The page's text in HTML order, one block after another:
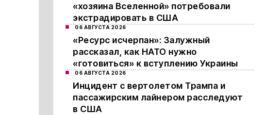
«хозяина Вселенной» потребовали
экстрадировать в США
06 АВГУСТА 2026
«Ресурс исчерпан»: Залужный
рассказал, как НАТО нужно
«готовиться» к вступлению Украины
06 АВГУСТА 2026
Инцидент с вертолетом Трампа и
пассажирским лайнером расследуют
в США